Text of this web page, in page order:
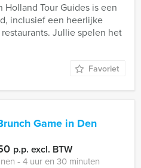
Holland Tour Guides is een
inclusief een heerlijke
Jullie spelen het
Favoriet
Game in Den
p.p. excl. BTW
‐ 4 uur en 30 minuten